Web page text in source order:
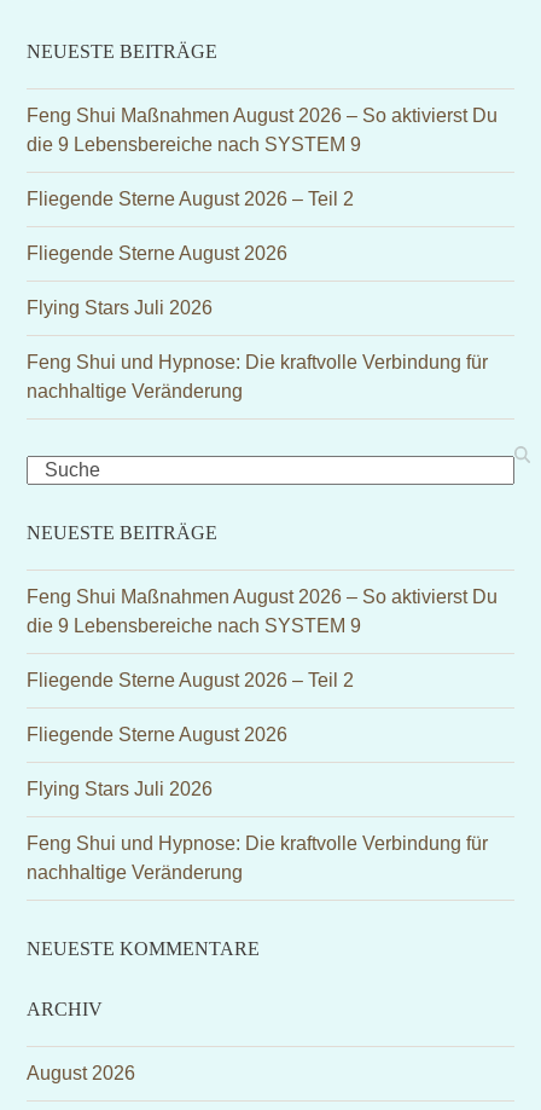
NEUESTE BEITRÄGE
Feng Shui Maßnahmen August 2026 – So aktivierst Du
die 9 Lebensbereiche nach SYSTEM 9
Fliegende Sterne August 2026 – Teil 2
Fliegende Sterne August 2026
Flying Stars Juli 2026
Feng Shui und Hypnose: Die kraftvolle Verbindung für
nachhaltige Veränderung
Search
NEUESTE BEITRÄGE
Feng Shui Maßnahmen August 2026 – So aktivierst Du
die 9 Lebensbereiche nach SYSTEM 9
Fliegende Sterne August 2026 – Teil 2
Fliegende Sterne August 2026
Flying Stars Juli 2026
Feng Shui und Hypnose: Die kraftvolle Verbindung für
nachhaltige Veränderung
NEUESTE KOMMENTARE
ARCHIV
August 2026